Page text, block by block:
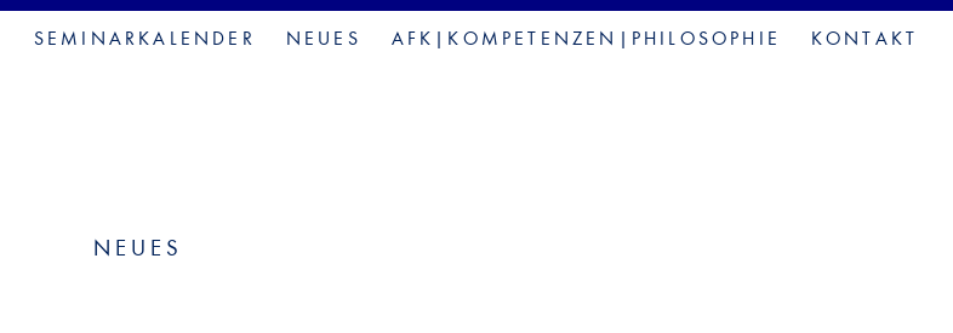
SEMINARKALENDER NEUES AFK|KOMPETENZEN|PHILOSOPHIE KONTAKT
NEUES